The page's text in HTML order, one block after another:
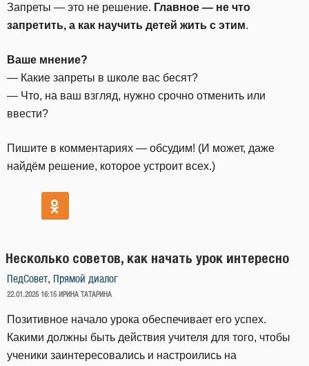
Запреты — это не решение. Главное — не что
запретить, а как научить детей жить с этим.
Ваше мнение?
— Какие запреты в школе вас бесят?
— Что, на ваш взгляд, нужно срочно отменить или
ввести?
Пишите в комментариях — обсудим! (И может, даже
найдём решение, которое устроит всех.)
Несколько советов, как начать урок интересно
ПедСовет, Прямой диалог
ОПУБЛИКОВАНО
22.01.2025 16:15 ИРИНА ТАТАРИНА
Позитивное начало урока обеспечивает его успех.
Какими должны быть действия учителя для того, чтобы
ученики заинтересовались и настроились на